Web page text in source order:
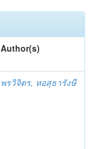
Author(s)
พรวิจิตร, หอสุธารังษี